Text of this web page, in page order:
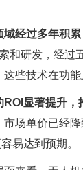
经过多年积
和研发，经过
些技术在功
显著提升，
场单价已经
易达到预期。